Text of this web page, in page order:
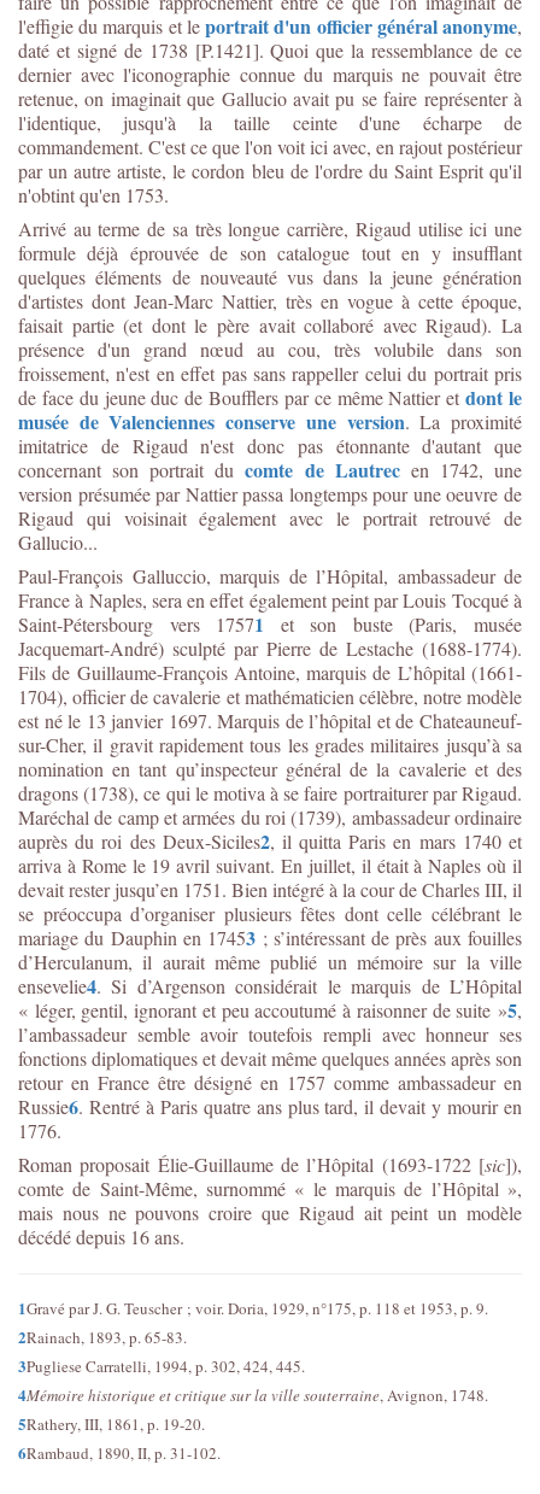
l'effigie du marquis et leportrait d'un officier général anonyme,
daté et signé de 1738 [P.1421]. Quoi que la ressemblance de ce
dernier avec l'iconographie connue du marquis ne pouvait être
retenue, on imaginait que Gallucio avait pu se faire représenter à
l'identique, jusqu'à la taille ceinte d'une écharpe de
commandement. C'est ce que l'on voit ici avec, en rajout postérieur
par un autre artiste, le cordon bleu de l'ordre du Saint Esprit qu'il
n'obtint qu'en 1753.
Arrivé au terme de sa très longue carrière, Rigaud utilise ici une
formule déjà éprouvée de son catalogue tout en y insufflant
quelques éléments de nouveauté vus dans la jeune génération
d'artistes dont Jean-Marc Nattier, très en vogue à cette époque,
faisait partie (et dont le père avait collaboré avec Rigaud). La
présence d'un grand nœud au cou, très volubile dans son
froissement, n'est en effet pas sans rappeller celui du portrait pris
de face du jeune duc de Boufflers par ce même Nattier etdont le
musée de Valenciennes conserve une version. La proximité
imitatrice de Rigaud n'est donc pas étonnante d'autant que
concernant son portrait ducomte de Lautrecen 1742, une
version présumée par Nattier passa longtemps pour une oeuvre de
Rigaud qui voisinait également avec le portrait retrouvé de
Gallucio...
Paul-François Galluccio, marquis de l’Hôpital, ambassadeur de
France à Naples, sera en effet également peint par Louis Tocqué à
Saint-Pétersbourg vers 17571 et son buste (Paris,musée
Jacquemart-André) sculpté par Pierre de Lestache (1688-1774).
Fils de Guillaume-François Antoine, marquis de L’hôpital (1661-
1704), officier de cavalerie et mathématicien célèbre, notre modèle
est né le 13 janvier 1697. Marquis de l’hôpital et de Chateauneuf-
sur-Cher, il gravit rapidement tous les grades militaires jusqu’à sa
nomination en tant qu’inspecteur général de la cavalerie et des
dragons (1738), ce qui le motiva à se faire portraiturer par Rigaud.
Maréchal de camp et armées du roi (1739), ambassadeur ordinaire
auprès du roi des Deux-Siciles2, il quitta Paris en mars 1740 et
arriva à Rome le 19 avril suivant. En juillet, il était à Naples où il
devait rester jusqu’en 1751. Bien intégré à la cour de Charles III, il
se préoccupa d’organiser plusieurs fêtes dont celle célébrant le
mariage du Dauphin en 17453 ; s’intéressant de près aux fouilles
d’Herculanum, il aurait même publié un mémoire sur la ville
ensevelie4. Si d’Argenson considérait le marquis de L’Hôpital
« léger, gentil, ignorant et peu accoutumé à raisonner de suite »5,
l’ambassadeur semble avoir toutefois rempli avec honneur ses
fonctions diplomatiques et devait même quelques années après son
retour en France être désigné en 1757 comme ambassadeur en
Russie6. Rentré à Paris quatre ans plus tard, il devait y mourir en
1776.
Roman proposait Élie-Guillaume de l’Hôpital (1693-1722 [sic]),
comte de Saint-Même, surnommé « le marquis de l’Hôpital »,
mais nous ne pouvons croire que Rigaud ait peint un modèle
décédé depuis 16 ans.
1Gravé par J. G. Teuscher ; voir. Doria, 1929, n°175, p. 118 et 1953, p. 9.
2Rainach, 1893, p. 65-83.
3Pugliese Carratelli, 1994, p. 302, 424, 445.
4Mémoire historique et critique sur la ville souterraine, Avignon, 1748.
5Rathery, III, 1861, p. 19-20.
6Rambaud, 1890, II, p. 31-102.